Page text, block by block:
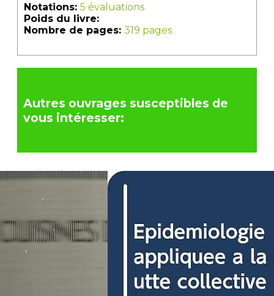
Notations: 5 évaluations
Poids du livre:
Nombre de pages: 319 pages
Autres ouvrages susceptibles de
vous intéresser: